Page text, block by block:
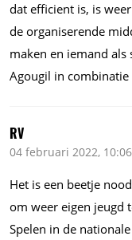
dat efficient is, is
de organiserende
maken en iemand
Agougil in
RV
04 februari 2022, 10:06
Het is een beetje
om weer eigen jeugd
Spelen in de